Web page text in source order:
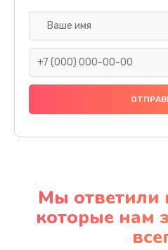
Мы ответили
которые нам